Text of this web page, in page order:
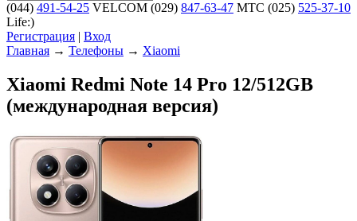
(044) 491-54-25 VELCOM (029) 847-63-47 MTC (025) 525-37-10
Life:)
Регистрация | Вход
Главная → Телефоны → Xiaomi
Xiaomi Redmi Note 14 Pro 12/512GB
(международная версия)